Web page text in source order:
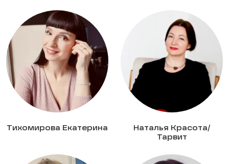
Тихомирова Екатерина
Наталья Красота/
Тарвит